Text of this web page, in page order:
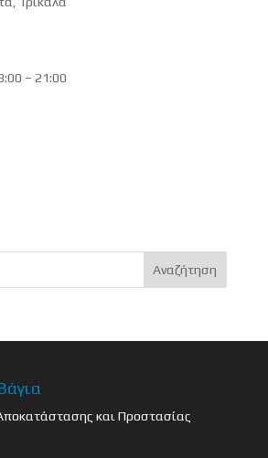
– 21:00
και Προστασίας